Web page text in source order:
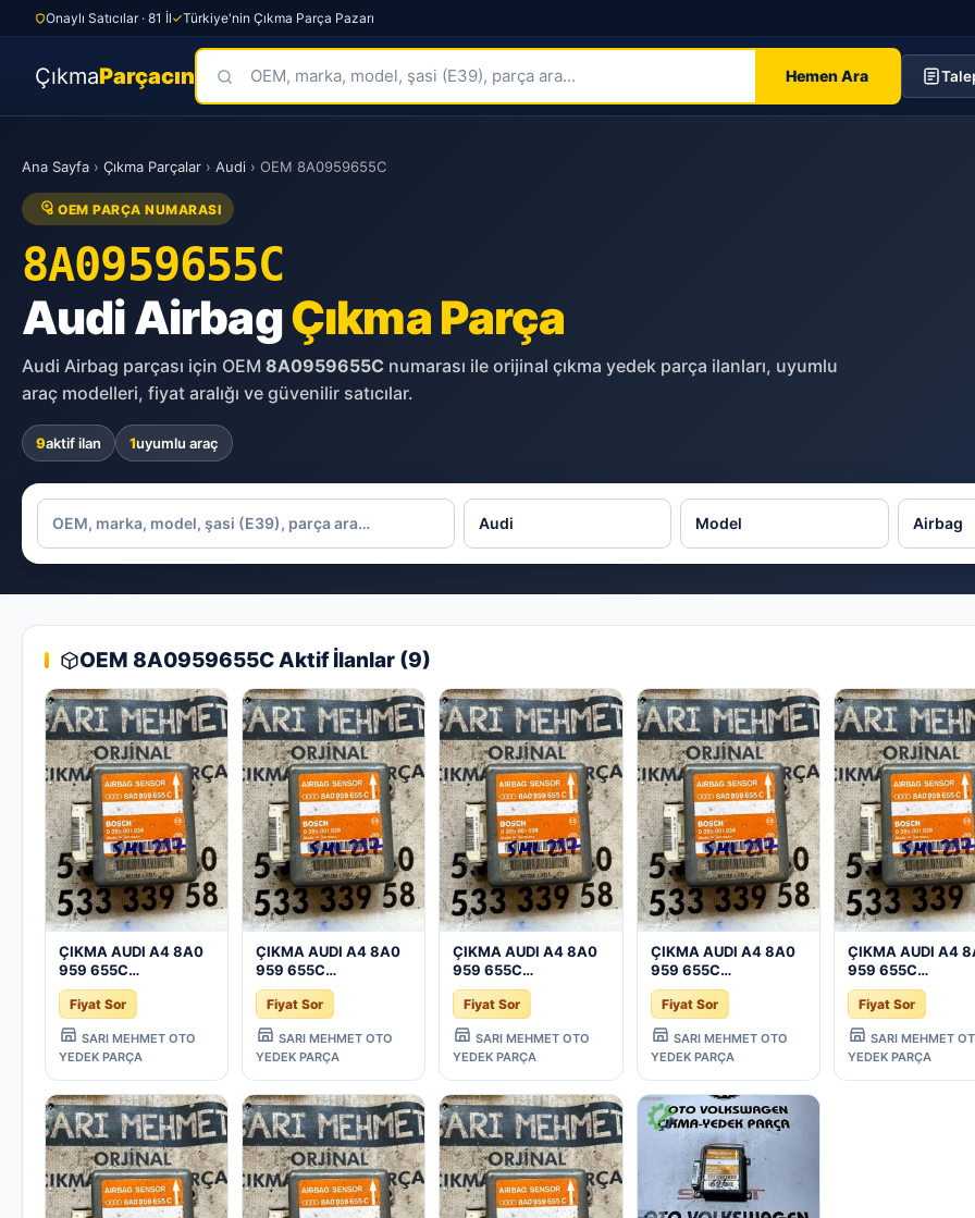
Onaylı Satıcılar · 81 İl Türkiye'nin Çıkma Parça Pazarı
ÇıkmaParçacın Hemen Ara
content
Ana Sayfa › Çıkma Parçalar › Audi › OEM 8A0959655C
OEM PARÇA NUMARASI
8A0959655C
Audi AirbagÇıkma Parça
Audi Airbag parçası için OEM 8A0959655C numarası ile orijinal çıkma yedek parça ilanları, uyumlu
araç modelleri, fiyat aralığı ve güvenilir satıcılar.
9aktif ilan 1uyumlu araç
OEM 8A0959655C Aktif İlanlar (9)
ÇIKMA AUDI A4 8A0
959 655C
8A0959655C
AIRBAG BEYNİ -
Konya Çıkma Parça
Fiyat Sor
SARI MEHMET OTO
YEDEK PARÇA
ÇIKMA AUDI A4 8A0
959 655C
8A0959655C
AIRBAG BEYNİ -
Konya Çıkma Parça
Fiyat Sor
SARI MEHMET OTO
YEDEK PARÇA
ÇIKMA AUDI A4 8A0
959 655C
8A0959655C
AIRBAG BEYNİ -
Konya Çıkma Parça
Fiyat Sor
SARI MEHMET OTO
YEDEK PARÇA
ÇIKMA AUDI A4 8A0
959 655C
8A0959655C
AIRBAG BEYNİ -
Konya Çıkma Parça
Fiyat Sor
SARI MEHMET OTO
YEDEK PARÇA
ÇIKMA AUDI A4
959 655C
8A0959655C
AIRBAG BEYNİ -
Konya Çıkma
Fiyat Sor
SARI MEHMET
YEDEK PARÇA